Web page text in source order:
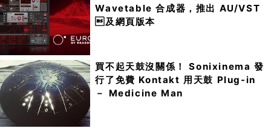
Wavetable 合成器，推出 AU/VST
及網頁版本
買不起天鼓沒關係！ Sonixinema 發
行了免費 Kontakt 用天鼓 Plug-in
－ Medicine Man